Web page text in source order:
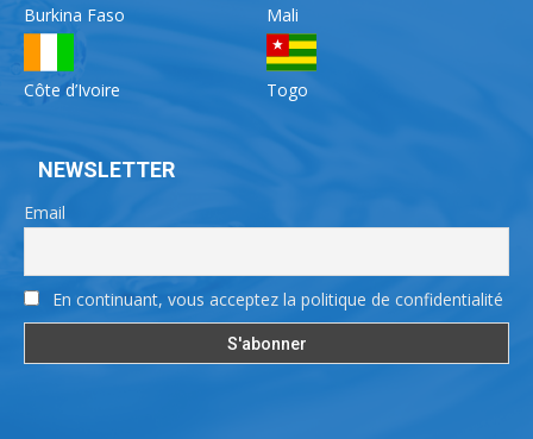
Burkina Faso
Côte d’Ivoire
Mali
Togo
NEWSLETTER
Email
En continuant, vous acceptez la politique de confidentialité